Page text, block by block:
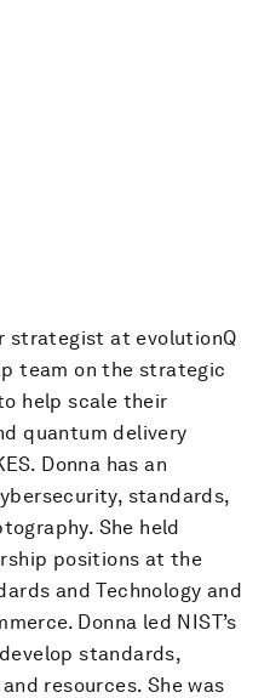
strategist at evolutionQ
team on the strategic
help scale their
quantum delivery
Donna has an
standards,
She held
positions at the
and Technology and
Donna led NIST’s
standards,
resources. She was